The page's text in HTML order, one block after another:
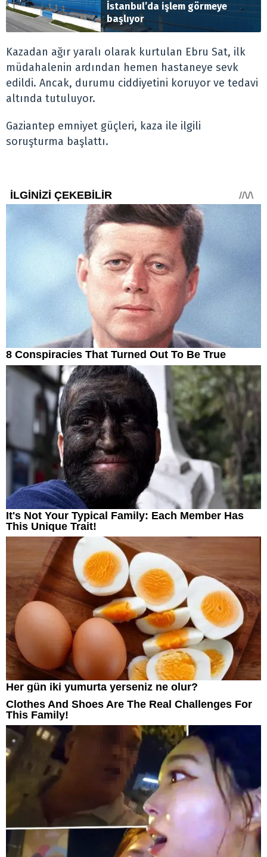
İstanbul’da işlem görmeye
başlıyor
Kazadan ağır yaralı olarak kurtulan Ebru Sat, ilk
müdahalenin ardından hemen hastaneye sevk
edildi. Ancak, durumu ciddiyetini koruyor ve tedavi
altında tutuluyor.
Gaziantep emniyet güçleri, kaza ile ilgili
soruşturma başlattı.